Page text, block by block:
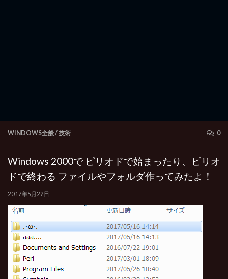
WINDOWS全般/技術 0
Windows 2000で ピリオドで始まったり、ピリオ
ドで終わる ファイルやフォルダ作ってみたよ！
2017年5月22日